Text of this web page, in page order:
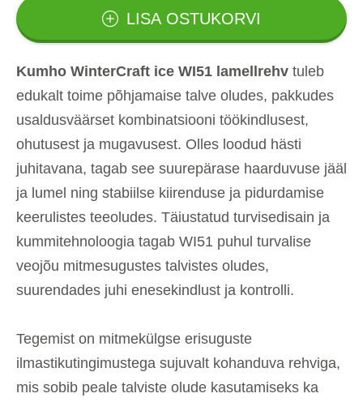
LISA OSTUKORVI
Kumho WinterCraft ice WI51 lamellrehv tuleb
edukalt toime põhjamaise talve oludes, pakkudes
usaldusväärset kombinatsiooni töökindlusest,
ohutusest ja mugavusest. Olles loodud hästi
juhitavana, tagab see suurepärase haarduvuse jääl
ja lumel ning stabiilse kiirenduse ja pidurdamise
keerulistes teeoludes. Täiustatud turvisedisain ja
kummitehnoloogia tagab WI51 puhul turvalise
veojõu mitmesugustes talvistes oludes,
suurendades juhi enesekindlust ja kontrolli.
Tegemist on mitmekülgse erisuguste
ilmastikutingimustega sujuvalt kohanduva rehviga,
mis sobib peale talviste olude kasutamiseks ka